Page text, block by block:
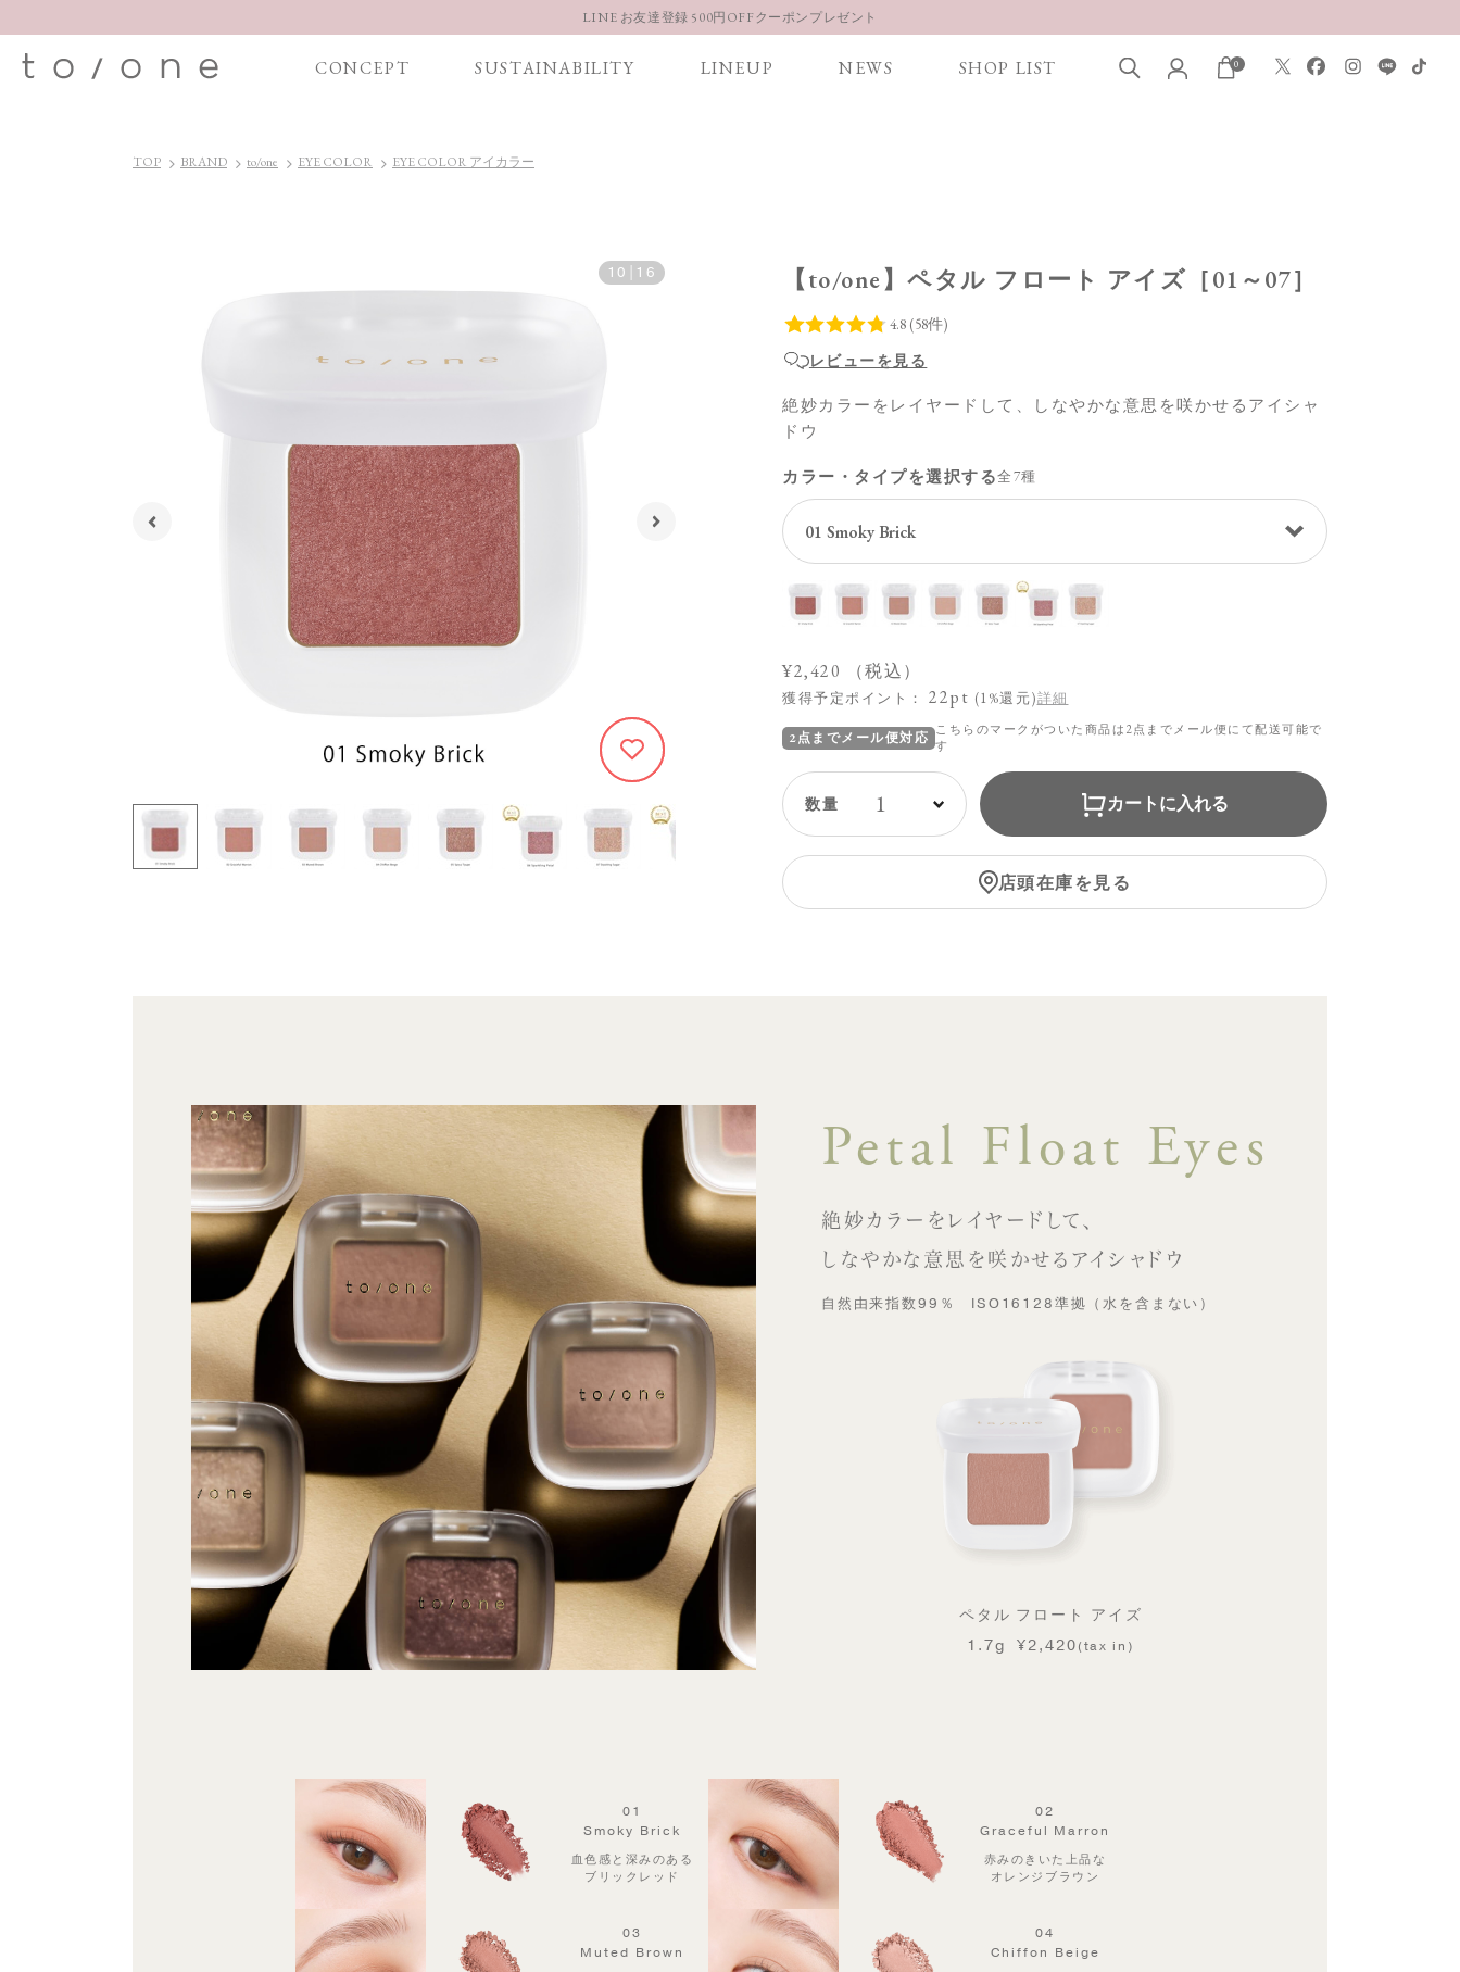
【重要】お盆期間中のお問い合わせと商品配送に関しまして
CONCEPT SUSTAINABILITY LINEUP NEWS SHOP LIST 0
TOP BRAND to/one EYE COLOR EYE COLOR アイカラー
10 16
1216
【to/one】ペタル フロート アイズ［01～07］
レビューを見る
絶妙カラーをレイヤードして、しなやかな意思を咲かせるアイシャ
ドウ
カラー・タイプを選択する全7種
¥2,420 （税込）
獲得予定ポイント： 22pt (1%還元)詳細
2点までメール便対応 こちらのマークがついた商品は2点までメール便にて配送可能で
す
1 カートに入れる
店頭在庫を見る
Petal Float Eyes
絶妙カラーをレイヤードして、
しなやかな意思を咲かせるアイシャドウ
自然由来指数99％ ISO16128準拠（水を含まない）
ペタル フロート アイズ
1.7g
¥2,420(tax in)
01
Smoky Brick
血色感と深みのある
ブリックレッド
02
Graceful Marron
赤みのきいた上品な
オレンジブラウン
03
Muted Brown
04
Chiffon Beige